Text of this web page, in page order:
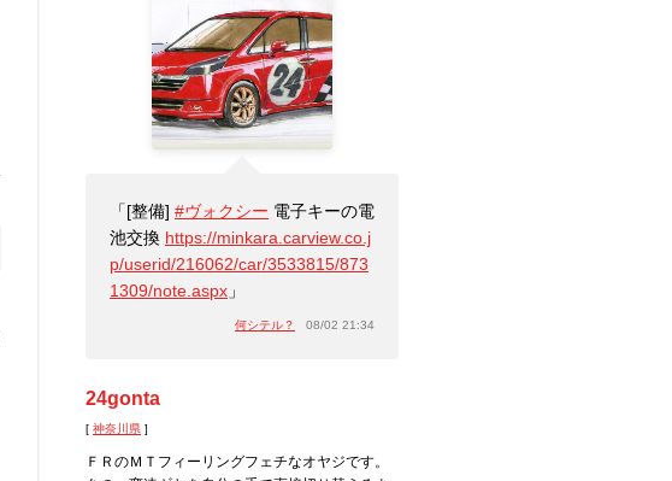
「[整備] #ヴォクシー 電子キーの電
池交換 https://minkara.carview.co.j
p/userid/216062/car/3533815/873
1309/note.aspx 」
何シテル？ 08/02 21:34
24gonta
[ 神奈川県 ]
ＦＲのＭＴフィーリングフェチなオヤジです。